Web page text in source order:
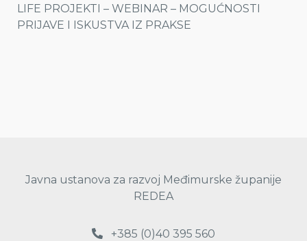
LIFE PROJEKTI – WEBINAR – MOGUĆNOSTI
PRIJAVE I ISKUSTVA IZ PRAKSE
Javna ustanova za razvoj Međimurske županije
REDEA
+385 (0)40 395 560